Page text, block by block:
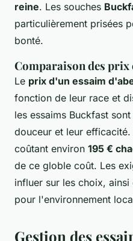
reine. Les souches
particulièrement prisées
bonté.
Comparaison des prix
Le prix d'un essaim
fonction de leur race et
les essaims Buckfast
douceur et leur efficacité.
coûtant environ 195 €
de ce globle coût. Les
influer sur les choix,
pour l'environnement
Gestion des